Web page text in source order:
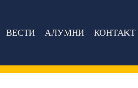
ВЕСТИ АЛУМНИ КОНТАКТ